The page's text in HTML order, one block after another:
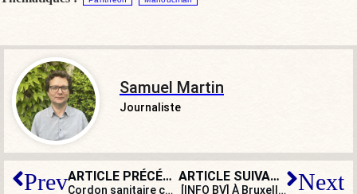
Samuel Martin
Journaliste
Prev ARTICLE PRÉCÉDENT
Cordon sanitaire contre « l’extrême droite » : le modèle belge ?
ARTICLE SUIVANT
[INFO BV] À Bruxelles, aussi, les eurodéputés s’augmentent pour 2024 Next